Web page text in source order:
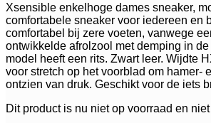
Xsensible enkelhoge dames sneaker,
comfortabele sneaker voor iedereen en
comfortabel bij zere voeten, vanwege
ontwikkelde afrolzool met demping in
model heeft een rits. Zwart leer. Wijdte
voor stretch op het voorblad om hamer-
ontzien van druk. Geschikt voor de iets
Dit product is nu niet op voorraad en